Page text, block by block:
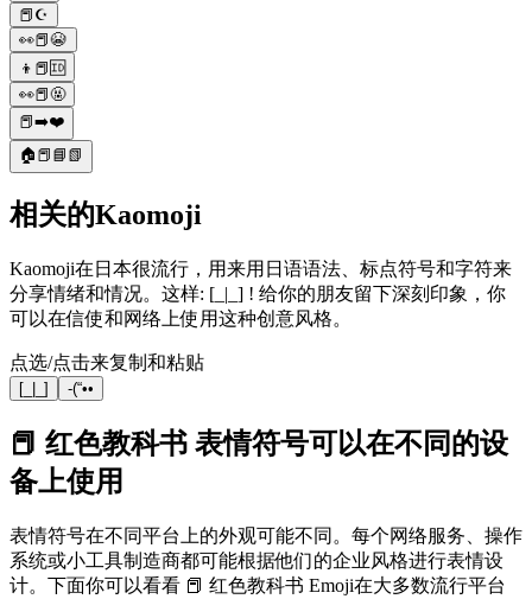
📕☪️
👀📕😭
👦📕🆔
👀📕🤬
📕➡️❤️
🏠📕📘📗
相关的Kaomoji
Kaomoji在日本很流行，用来用日语语法、标点符号和字符来
分享情绪和情况。这样: [_|_] ! 给你的朋友留下深刻印象，你
可以在信使和网络上使用这种创意风格。
点选/点击来复制和粘贴
[_|_] -(“••
📕 红色教科书 表情符号可以在不同的设
备上使用
表情符号在不同平台上的外观可能不同。每个网络服务、操作
系统或小工具制造商都可能根据他们的企业风格进行表情设
计。下面你可以看看 📕 红色教科书 Emoji在大多数流行平台